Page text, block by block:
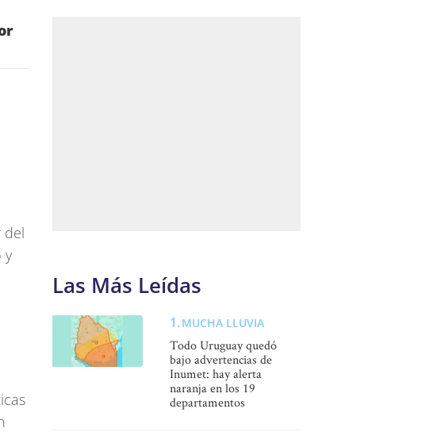
del
y
Las Más Leídas
MUCHA LLUVIA
Todo Uruguay quedó
bajo advertencias de
Inumet: hay alerta
naranja en los 19
departamentos